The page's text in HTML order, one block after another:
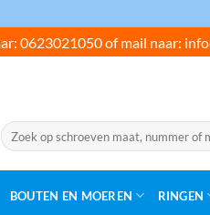
0623021050 of mail naar:
Zoeken
naar:
BOUTEN EN MOEREN RINGEN